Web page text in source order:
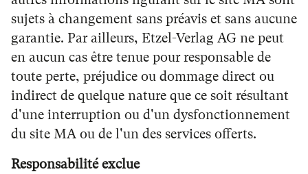
sujets à changement sans préavis et sans aucune
garantie. Par ailleurs, Etzel-Verlag AG ne peut
en aucun cas être tenue pour responsable de
toute perte, préjudice ou dommage direct ou
indirect de quelque nature que ce soit résultant
d'une interruption ou d'un dysfonctionnement
du site MA ou de l'un des services offerts.
Responsabilité exclue